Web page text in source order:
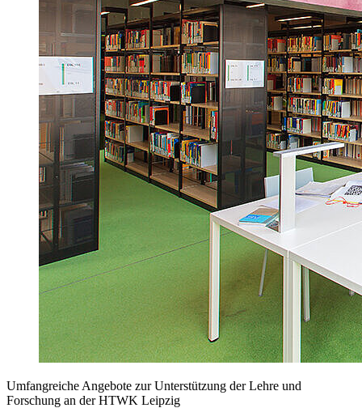
Umfangreiche Angebote zur Unterstützung der Lehre und
Forschung an der HTWK Leipzig